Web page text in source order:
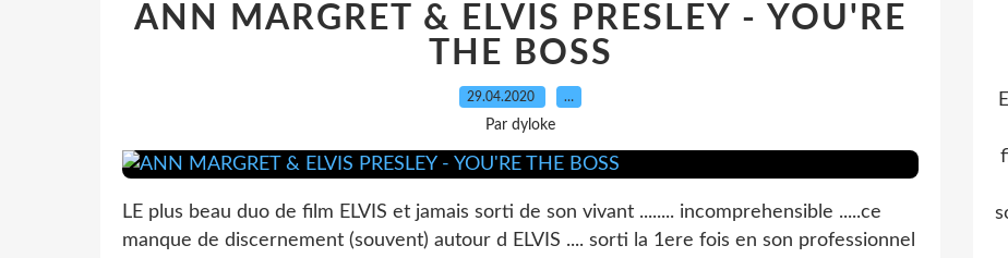
ANN MARGRET & ELVIS PRESLEY - YOU'RE
THE BOSS
29.04.2020 …
Par dyloke
LE plus beau duo de film ELVIS et jamais sorti de son vivant ........ incomprehensible .....ce
manque de discernement (souvent) autour d ELVIS .... sorti la 1ere fois en son professionnel